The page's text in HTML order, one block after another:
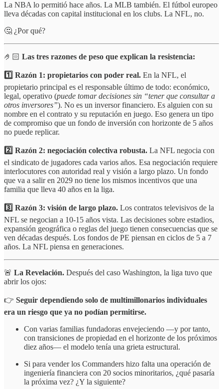
La NBA lo permitió hace años. La MLB también. El fútbol europeo
lleva décadas con capital institucional en los clubs. La NFL, no.
🤔 ¿Por qué?
🤌🏻 Las tres razones de peso que explican la resistencia:
1️⃣ Razón 1: propietarios con poder real. En la NFL, el
propietario principal es el responsable último de todo: económico,
legal, operativo (puede tomar decisiones sin “tener que consultar a
otros inversores”). No es un inversor financiero. Es alguien con su
nombre en el contrato y su reputación en juego. Eso genera un tipo
de compromiso que un fondo de inversión con horizonte de 5 años
no puede replicar.
2️⃣ Razón 2: negociación colectiva robusta. La NFL negocia con
el sindicato de jugadores cada varios años. Esa negociación requiere
interlocutores con autoridad real y visión a largo plazo. Un fondo
que va a salir en 2029 no tiene los mismos incentivos que una
familia que lleva 40 años en la liga.
3️⃣ Razón 3: visión de largo plazo. Los contratos televisivos de la
NFL se negocian a 10-15 años vista. Las decisiones sobre estadios,
expansión geográfica o reglas del juego tienen consecuencias que se
ven décadas después. Los fondos de PE piensan en ciclos de 5 a 7
años. La NFL piensa en generaciones.
🚨 La Revelación. Después del caso Washington, la liga tuvo que
abrir los ojos:
👉 Seguir dependiendo solo de multimillonarios individuales
era un riesgo que ya no podían permitirse.
Con varias familias fundadoras envejeciendo —y por tanto,
con transiciones de propiedad en el horizonte de los próximos
diez años— el modelo tenía una grieta estructural.
Si para vender los Commanders hizo falta una operación de
ingeniería financiera con 20 socios minoritarios, ¿qué pasaría
la próxima vez? ¿Y la siguiente?